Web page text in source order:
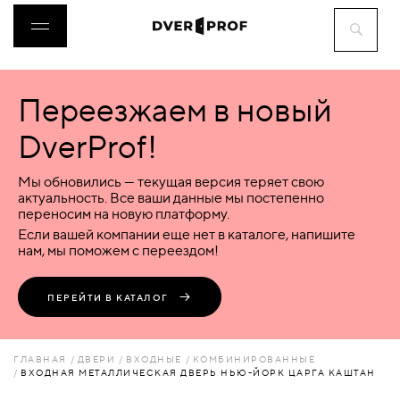
ДВЕРИ
ФУРНИТУРА
ВОРОТА
ПЕРЕГОРОДКИ
Переезжаем в новый
DverProf!
Мы обновились — текущая версия теряет свою
актуальность. Все ваши данные мы постепенно
переносим на новую платформу.
Если вашей компании еще нет в каталоге, напишите
нам, мы поможем с переездом!
ПЕРЕЙТИ В КАТАЛОГ
ГЛАВНАЯ ДВЕРИ ВХОДНЫЕ
КОМБИНИРОВАННЫЕ
ВХОДНАЯ МЕТАЛЛИЧЕСКАЯ ДВЕРЬ НЬЮ-ЙОРК ЦАРГА КАШТАН